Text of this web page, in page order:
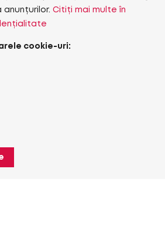
anunțurilor. Citiți mai multe în
cookie-uri: